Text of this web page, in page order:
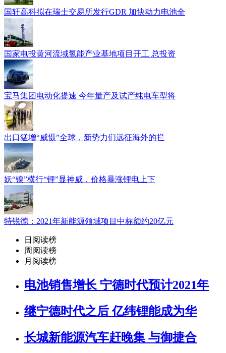
国轩高科拟在瑞士交易所发行GDR 加快动力电池全
国家电投黄河流域氢能产业基地项目开工 总投资
宝马集团电动化提速 今年量产及试产纯电车型将
出口猛增“威慑”全球，新势力们远征海外的拦
妖“镍”横行“锂”显神威，价格暴涨锂电上下
特锐德：2021年新能源领域项目中标额约20亿元
日阅读榜
周阅读榜
月阅读榜
电池销售增长 宁德时代预计2021年
继宁德时代之后 亿纬锂能成为华
长城新能源汽车赶晚集 与御捷合